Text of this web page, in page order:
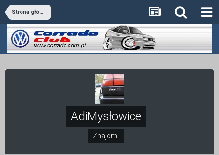
Strona główna
AdiMysłowice
Znajomi